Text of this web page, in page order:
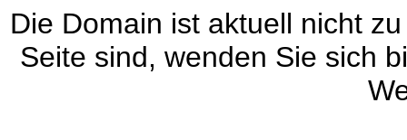
Die Domain ist aktuell nicht
Seite sind, wenden Sie sich